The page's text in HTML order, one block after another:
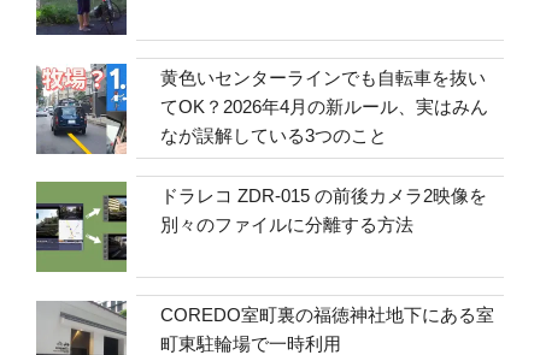
黄色いセンターラインでも自転車を抜い
てOK？2026年4月の新ルール、実はみん
なが誤解している3つのこと
ドラレコ ZDR-015 の前後カメラ2映像を
別々のファイルに分離する方法
COREDO室町裏の福徳神社地下にある室
町東駐輪場で一時利用